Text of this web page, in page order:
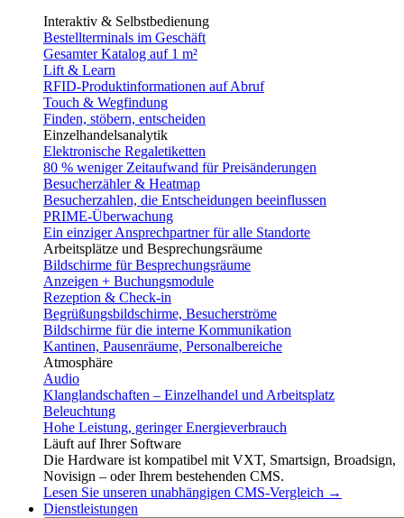
Interaktiv & Selbstbedienung
Bestellterminals im Geschäft
Gesamter Katalog auf 1 m²
Lift & Learn
RFID-Produktinformationen auf Abruf
Touch & Wegfindung
Finden, stöbern, entscheiden
Einzelhandelsanalytik
Elektronische Regaletiketten
80 % weniger Zeitaufwand für Preisänderungen
Besucherzähler & Heatmap
Besucherzahlen, die Entscheidungen beeinflussen
PRIME-Überwachung
Ein einziger Ansprechpartner für alle Standorte
Arbeitsplätze und Besprechungsräume
Bildschirme für Besprechungsräume
Anzeigen + Buchungsmodule
Rezeption & Check-in
Begrüßungsbildschirme, Besucherströme
Bildschirme für die interne Kommunikation
Kantinen, Pausenräume, Personalbereiche
Atmosphäre
Audio
Klanglandschaften – Einzelhandel und Arbeitsplatz
Beleuchtung
Hohe Leistung, geringer Energieverbrauch
Läuft auf Ihrer Software
Die Hardware ist kompatibel mit VXT, Smartsign, Broadsign,
Novisign – oder Ihrem bestehenden CMS.
Lesen Sie unseren unabhängigen CMS-Vergleich →
Dienstleistungen